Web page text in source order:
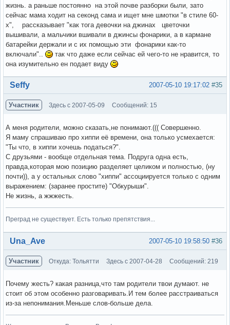
жизнь. а раньше постоянно на этой почве разборки были, зато
сейчас мама ходит на секонд сама и ищет мне шмотки "в стиле 60-
х", рассказывает "как тога девочки на джинах цветочки
вышивали, а мальчики вшивали в джинсы фонарики, а в кармане
батарейки держали и с их помощью эти фонарики как-то
включали"..
так что даже если сейчас ей чего-то не нравится, то
она изумительно ен подает виду
Вне форума #35
2007-05-10 19:17:02
Seffy
Участник Здесь с 2007-05-09 Сообщений: 15
А меня родители, можно сказать,не понимают.((( Совершенно.
Я маму спрашиваю про хиппи её времени, она только усмехается:
"Ты что, в хиппи хочешь податься?".
С друзьями - вообще отдельная тема. Подруга одна есть,
правда,которая мою позицию разделяет целиком и полностью, (ну
почти)), а у остальных слово "хиппи" ассоциируется только с одним
выражением: (заранее простите) "Обкурыши".
Не жизнь, а жжжесть.
Преград не существует. Есть только препятствия...
Вне форума #36
2007-05-10 19:58:50
Una_Ave
Участник Откуда: Тольятти Здесь с 2007-04-28 Сообщений: 219
Почему жесть? какая разница,что там родители твои думают. не
стоит об этом особенно разговаривать.И тем более расстраиваться
из-за непонимания.Меньше слов-больше дела.